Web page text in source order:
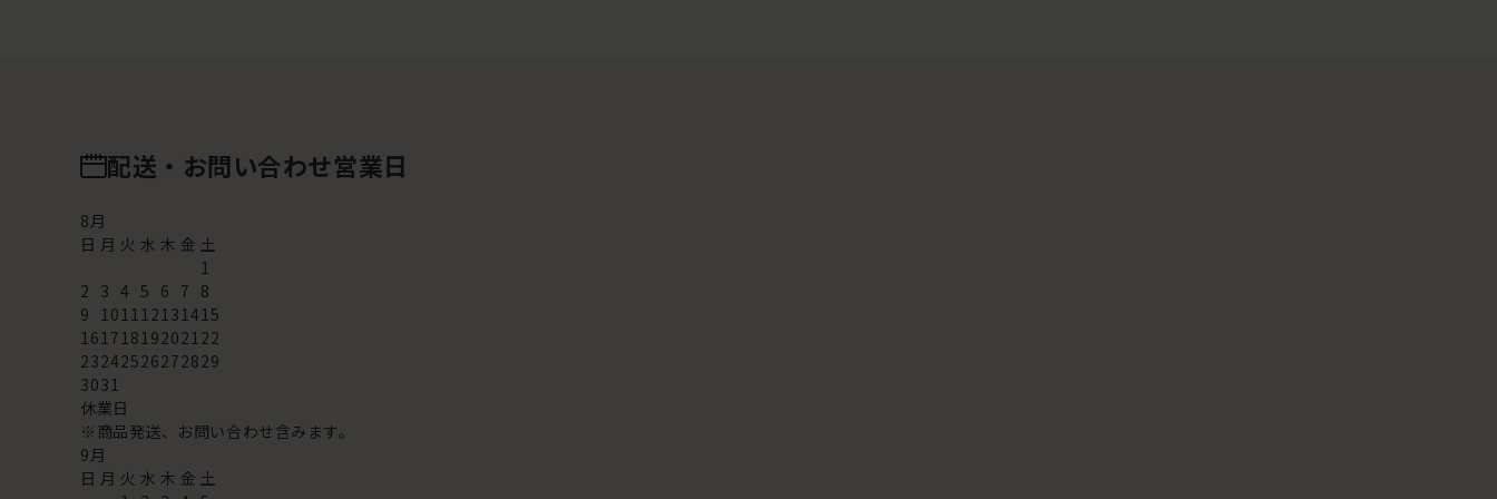
配送・お問い合わせ営業日
8月
日 月 火 水 木 金 土
1
2 3 4 5 6 7 8
9 101112131415
16171819202122
23242526272829
3031
休業日
※商品発送、お問い合わせ含みます。
9月
日 月 火 水 木 金 土